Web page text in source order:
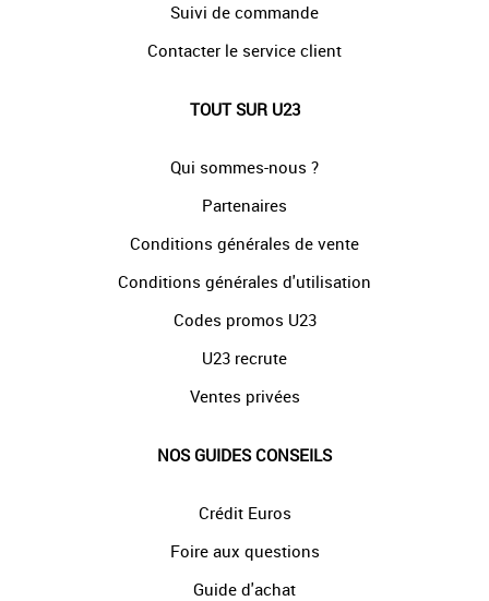
Suivi de commande
Contacter le service client
TOUT SUR U23
Qui sommes-nous ?
Partenaires
Conditions générales de vente
Conditions générales d'utilisation
Codes promos U23
U23 recrute
Ventes privées
NOS GUIDES CONSEILS
Crédit Euros
Foire aux questions
Guide d'achat